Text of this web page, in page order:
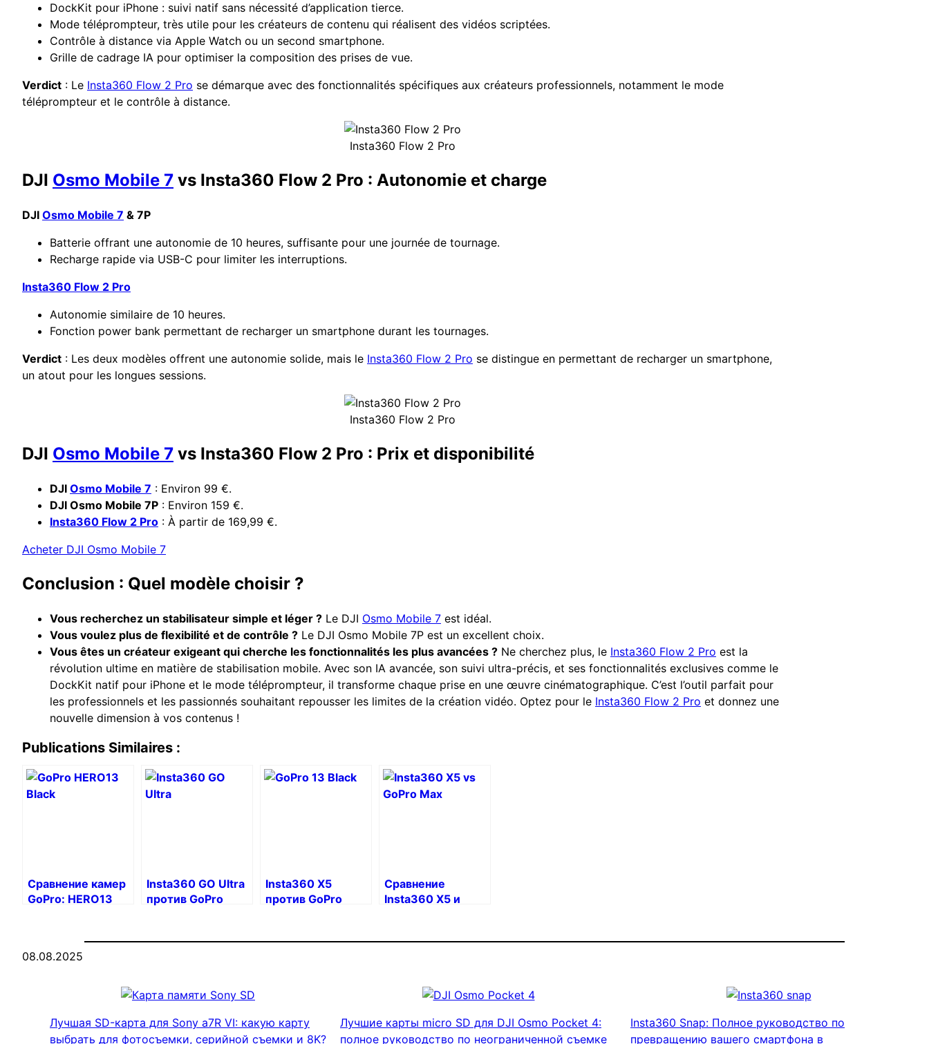
DockKit pour iPhone : suivi natif sans nécessité d’application tierce.
Mode téléprompteur, très utile pour les créateurs de contenu qui réalisent des vidéos scriptées.
Contrôle à distance via Apple Watch ou un second smartphone.
Grille de cadrage IA pour optimiser la composition des prises de vue.
Verdict : Le Insta360 Flow 2 Pro se démarque avec des fonctionnalités spécifiques aux créateurs professionnels, notamment le mode
téléprompteur et le contrôle à distance.
Insta360 Flow 2 Pro
DJI Osmo Mobile 7 vs Insta360 Flow 2 Pro : Autonomie et charge
DJI Osmo Mobile 7 & 7P
Batterie offrant une autonomie de 10 heures, suffisante pour une journée de tournage.
Recharge rapide via USB-C pour limiter les interruptions.
Insta360 Flow 2 Pro
Autonomie similaire de 10 heures.
Fonction power bank permettant de recharger un smartphone durant les tournages.
Verdict : Les deux modèles offrent une autonomie solide, mais le Insta360 Flow 2 Pro se distingue en permettant de recharger un smartphone,
un atout pour les longues sessions.
Insta360 Flow 2 Pro
DJI Osmo Mobile 7 vs Insta360 Flow 2 Pro : Prix et disponibilité
DJI Osmo Mobile 7 : Environ 99 €.
DJI Osmo Mobile 7P : Environ 159 €.
Insta360 Flow 2 Pro : À partir de 169,99 €.
Acheter DJI Osmo Mobile 7
Conclusion : Quel modèle choisir ?
Vous recherchez un stabilisateur simple et léger ? Le DJI Osmo Mobile 7 est idéal.
Vous voulez plus de flexibilité et de contrôle ? Le DJI Osmo Mobile 7P est un excellent choix.
Vous êtes un créateur exigeant qui cherche les fonctionnalités les plus avancées ? Ne cherchez plus, le Insta360 Flow 2 Pro est la
révolution ultime en matière de stabilisation mobile. Avec son IA avancée, son suivi ultra-précis, et ses fonctionnalités exclusives comme le
DockKit natif pour iPhone et le mode téléprompteur, il transforme chaque prise en une œuvre cinématographique. C’est l’outil parfait pour
les professionnels et les passionnés souhaitant repousser les limites de la création vidéo. Optez pour le Insta360 Flow 2 Pro et donnez une
nouvelle dimension à vos contenus !
Publications Similaires :
Сравнение камер
GoPro: HERO13
Insta360 GO Ultra
против GoPro
камеру выбрать в
Insta360 X5
против GoPro
выбрать?
Сравнение
Insta360 X5 и
году?
08.08.2025
Лучшая SD-карта для Sony a7R VI: какую карту
выбрать для фотосъемки, серийной съемки и 8K?
Лучшие карты micro SD для DJI Osmo Pocket 4:
полное руководство по неограниченной съемке
Insta360 Snap: Полное руководство по
превращению вашего смартфона в